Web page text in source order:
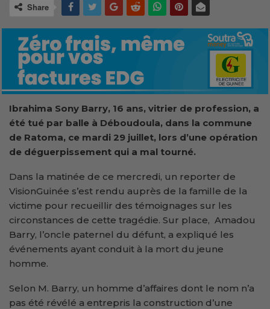
Share
Ibrahima Sony Barry, 16 ans, vitrier de profession, a
été tué par balle à Déboudoula, dans la commune
de Ratoma, ce mardi 29 juillet, lors d’une opération
de déguerpissement qui a mal tourné.
Dans la matinée de ce mercredi, un reporter de
VisionGuinée s’est rendu auprès de la famille de la
victime pour recueillir des témoignages sur les
circonstances de cette tragédie. Sur place, Amadou
Barry, l’oncle paternel du défunt, a expliqué les
événements ayant conduit à la mort du jeune
homme.
Selon M. Barry, un homme d’affaires dont le nom n’a
pas été révélé a entrepris la construction d’une